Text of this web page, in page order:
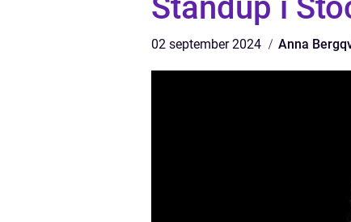
Standup i
02 september 2024 Anna